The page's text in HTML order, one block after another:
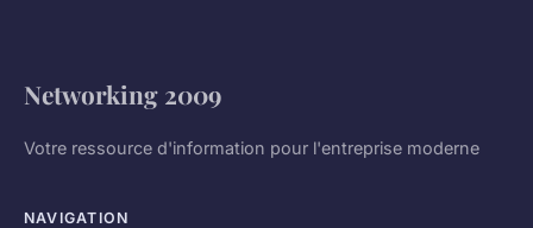
Networking 2009
Votre ressource d'information pour l'entreprise moderne
NAVIGATION